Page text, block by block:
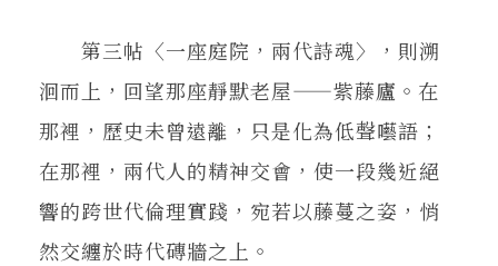
第三帖〈一座庭院，兩代詩魂〉，則溯
洄而上，回望那座靜默老屋——紫藤廬。在
那裡，歷史未曾遠離，只是化為低聲囈語；
在那裡，兩代人的精神交會，使一段幾近絕
響的跨世代倫理實踐，宛若以藤蔓之姿，悄
然交纏於時代磚牆之上。